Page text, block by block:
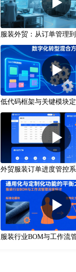
服装外贸：从订单管理
低代码框架与关键模块定
外贸服装订单进度管控
服装行业BOM与工作流